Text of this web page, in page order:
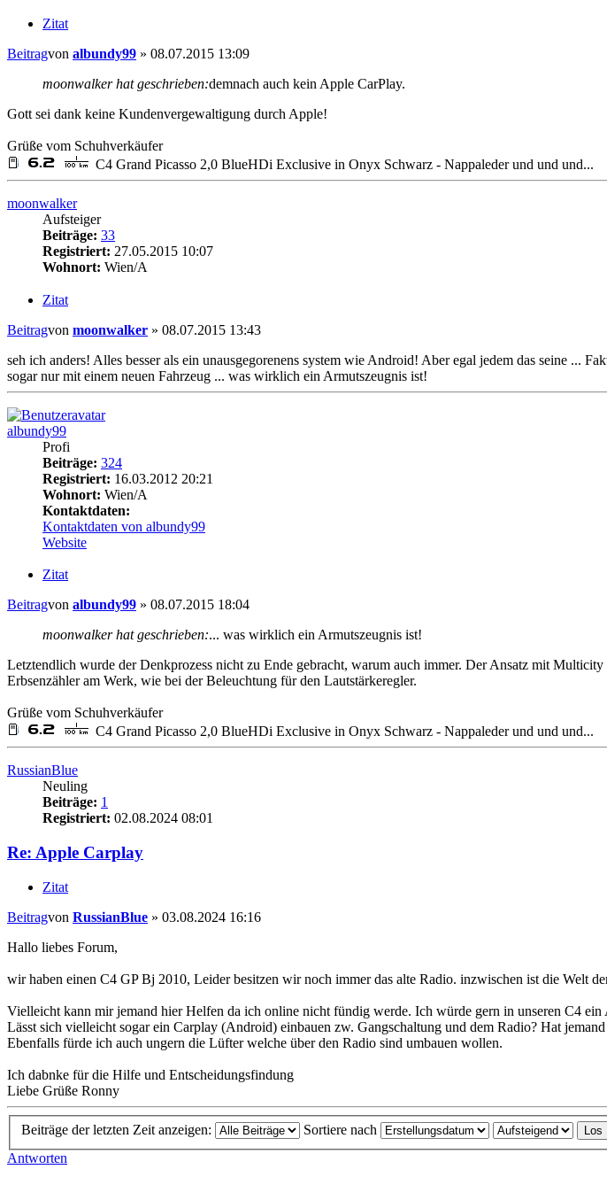
Zitat
Beitragvon albundy99 » 08.07.2015 13:09
moonwalker hat geschrieben:demnach auch kein Apple CarPlay.
Gott sei dank keine Kundenvergewaltigung durch Apple!
Grüße vom Schuhverkäufer
C4 Grand Picasso 2,0 BlueHDi Exclusive in Onyx Schwarz - Nappaleder und und und...
moonwalker
Aufsteiger
Beiträge: 33
Registriert: 27.05.2015 10:07
Wohnort: Wien/A
Zitat
Beitragvon moonwalker » 08.07.2015 13:43
seh ich anders! Alles besser als ein unausgegorenens system wie Android! Aber egal jedem das seine
sogar nur mit einem neuen Fahrzeug ... was wirklich ein Armutszeugnis ist!
albundy99
Profi
Beiträge: 324
Registriert: 16.03.2012 20:21
Wohnort: Wien/A
Kontaktdaten:
Kontaktdaten von albundy99
Website
Zitat
Beitragvon albundy99 » 08.07.2015 18:04
moonwalker hat geschrieben:... was wirklich ein Armutszeugnis ist!
Letztendlich wurde der Denkprozess nicht zu Ende gebracht, warum auch immer. Der Ansatz mit
Erbsenzähler am Werk, wie bei der Beleuchtung für den Lautstärkeregler.
Grüße vom Schuhverkäufer
C4 Grand Picasso 2,0 BlueHDi Exclusive in Onyx Schwarz - Nappaleder und und und...
RussianBlue
Neuling
Beiträge: 1
Registriert: 02.08.2024 08:01
Re: Apple Carplay
Zitat
Beitragvon RussianBlue » 03.08.2024 16:16
Hallo liebes Forum,
wir haben einen C4 GP Bj 2010, Leider besitzen wir noch immer das alte Radio. inzwischen ist die Welt
Vielleicht kann mir jemand hier Helfen da ich online nicht fündig werde. Ich würde gern in unseren C4
Lässt sich vielleicht sogar ein Carplay (Android) einbauen zw. Gangschaltung und dem Radio? Hat
Ebenfalls fürde ich auch ungern die Lüfter welche über den Radio sind umbauen wollen.
Ich dabnke für die Hilfe und Entscheidungsfindung
Liebe Grüße Ronny
Beiträge der letzten Zeit anzeigen:
Sortiere nach
Antworten